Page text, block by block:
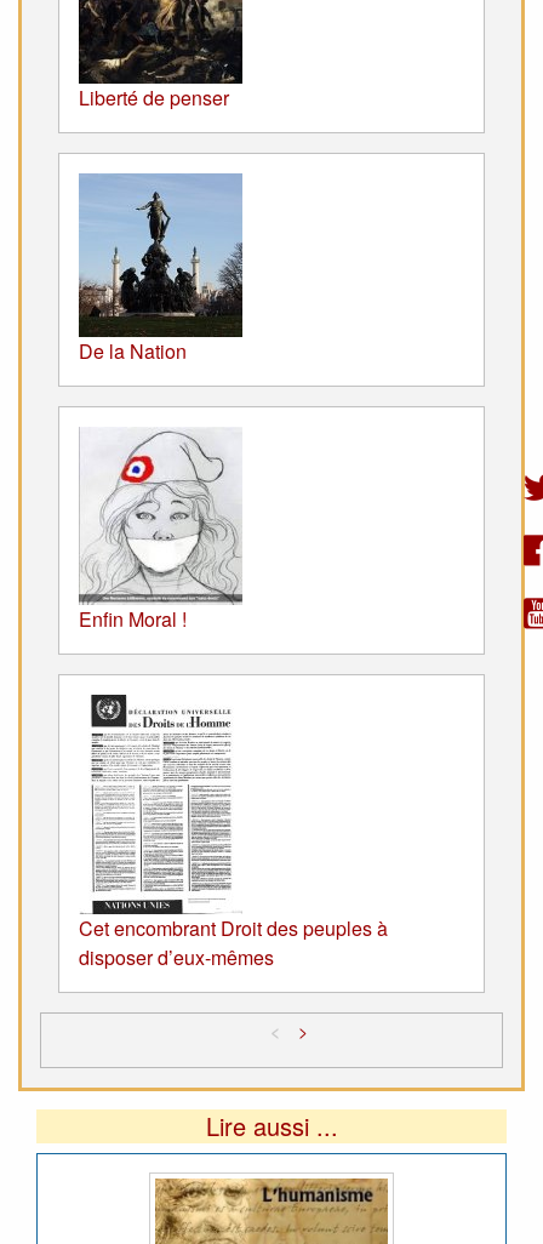
Liberté de penser
De la Nation
Enfin Moral !
Cet encombrant Droit des peuples à
disposer d’eux-mêmes
< >
Lire aussi ...